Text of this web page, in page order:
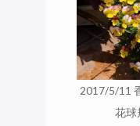
2017/5/11
花球